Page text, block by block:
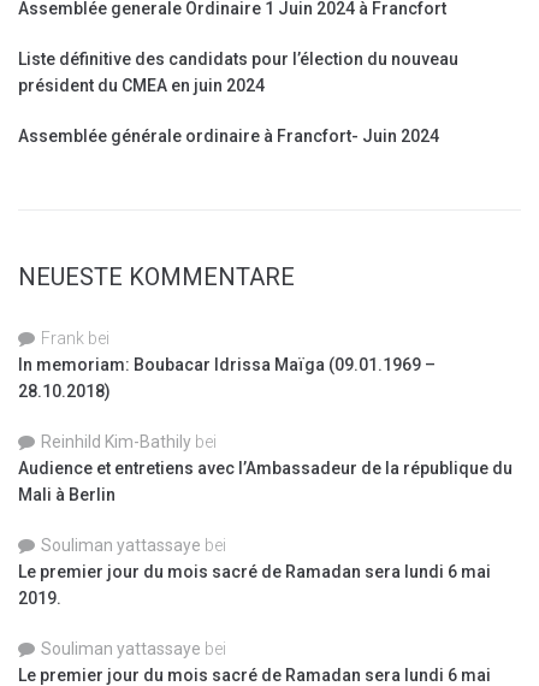
Assemblée generale Ordinaire 1 Juin 2024 à Francfort
Liste définitive des candidats pour l’élection du nouveau
président du CMEA en juin 2024
Assemblée générale ordinaire à Francfort- Juin 2024
NEUESTE KOMMENTARE
Frank bei
In memoriam: Boubacar Idrissa Maïga (09.01.1969 –
28.10.2018)
Reinhild Kim-Bathily bei
Audience et entretiens avec l’Ambassadeur de la république du
Mali à Berlin
Souliman yattassaye bei
Le premier jour du mois sacré de Ramadan sera lundi 6 mai
2019.
Souliman yattassaye bei
Le premier jour du mois sacré de Ramadan sera lundi 6 mai